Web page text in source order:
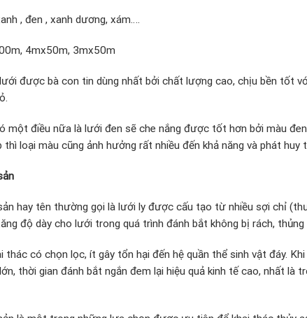
, đen , xanh dương, xám….
4mx50m, 3mx50m
được bà con tin dùng nhất bởi chất lượng cao, chịu bền tốt
một điều nữa là lưới đen sẽ che nắng được tốt hơn bởi màu
loại màu cũng ảnh hưởng rất nhiều đến khả năng và phát huy
hay tên thường gọi là lưới ly được cấu tạo từ nhiều sợi chỉ
độ dày cho lưới trong quá trình đánh bắt không bị rách, thủng
thác có chọn lọc, ít gây tổn hại đến hệ quần thể sinh vật đáy.
thời gian đánh bắt ngắn đem lại hiệu quả kinh tế cao, nhất là